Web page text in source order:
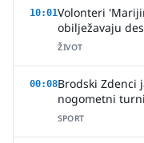
10:01Volonteri
obilježavaju
ŽIVOT
00:08Brodski Zdenci
nogometni
SPORT